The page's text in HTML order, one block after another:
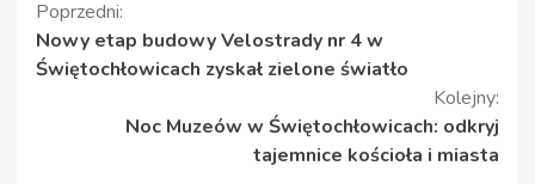
Kontynuuj
czytanie
Poprzedni:
Nowy etap budowy Velostrady nr 4 w
Świętochłowicach zyskał zielone światło
Kolejny:
Noc Muzeów w Świętochłowicach: odkryj
tajemnice kościoła i miasta